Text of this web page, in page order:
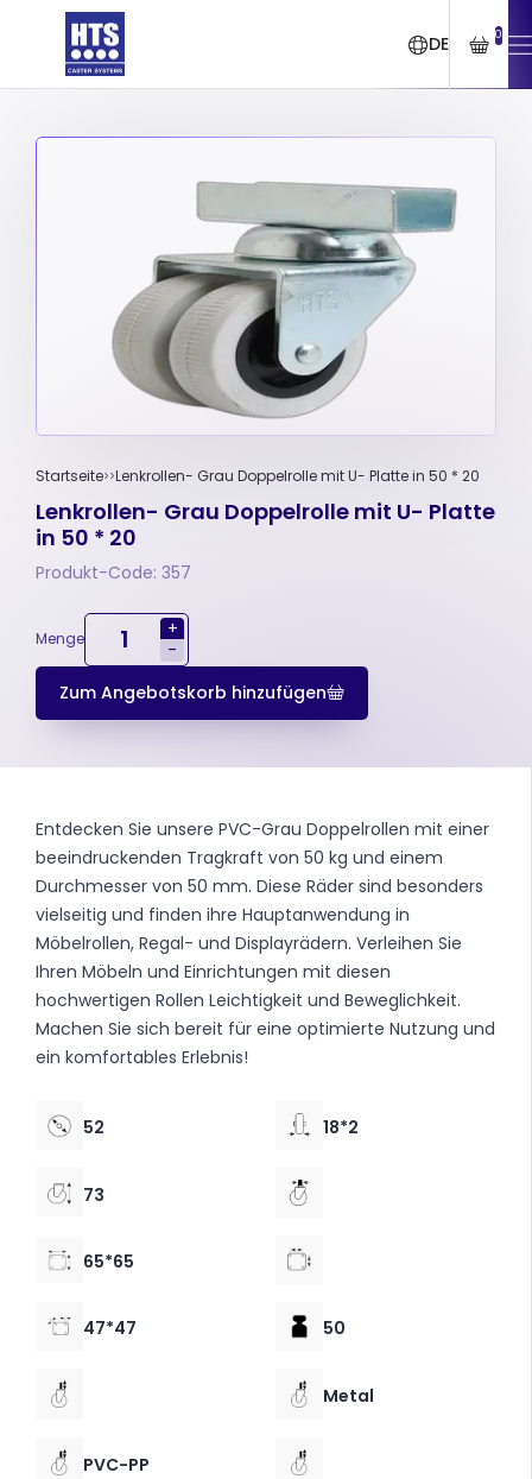
DE 0
Startseite Lenkrollen- Grau Doppelrolle mit U- Platte in 50 * 20
Lenkrollen- Grau Doppelrolle mit U- Platte
in 50 * 20
Produkt-Code: 357
Menge
+
-
Zum Angebotskorb hinzufügen
Entdecken Sie unsere PVC-Grau Doppelrollen mit einer
beeindruckenden Tragkraft von 50 kg und einem
Durchmesser von 50 mm. Diese Räder sind besonders
vielseitig und finden ihre Hauptanwendung in
Möbelrollen, Regal- und Displayrädern. Verleihen Sie
Ihren Möbeln und Einrichtungen mit diesen
hochwertigen Rollen Leichtigkeit und Beweglichkeit.
Machen Sie sich bereit für eine optimierte Nutzung und
ein komfortables Erlebnis!
52 18*2
73
65*65
47*47 50
Metal
PVC-PP